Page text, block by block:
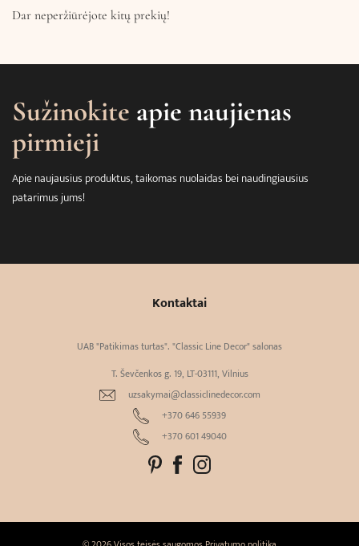
Dar neperžiūrėjote kitų prekių!
Sužinokite apie naujienas
pirmieji
Apie naujausius produktus, taikomas nuolaidas bei naudingiausius
patarimus jums!
Kontaktai
UAB "Patikimas turtas". "Classic Line Decor" salonas
T. Ševčenkos g. 19, LT-03111, Vilnius
uzsakymai@classiclinedecor.com
+370 646 55939
+370 601 49040